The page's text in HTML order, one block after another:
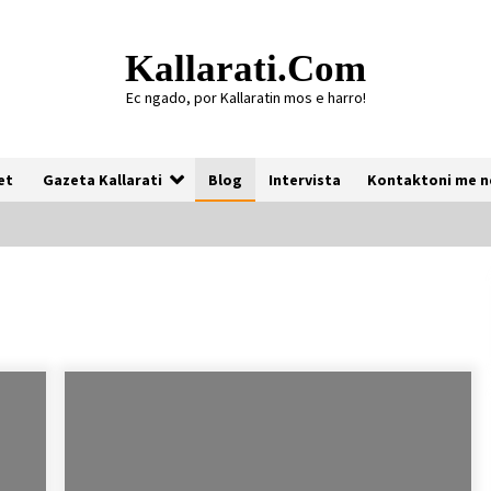
Kallarati.com
Ec ngado, por Kallaratin mos e harro!
Gazeta Kallarati Blog Intervista Kontaktoni me